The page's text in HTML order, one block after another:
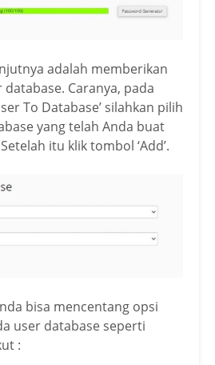
adalah memberikan
database. Caranya, pada
To Database’ silahkan pilih
yang telah Anda buat
itu klik tombol ‘Add’.
bisa mencentang opsi
user database seperti
: